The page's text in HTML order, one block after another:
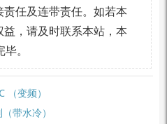
任及连带责任。如若本
，请及时联系本站，本
。
变频）
带水冷）